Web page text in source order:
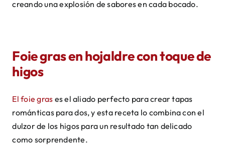
creando una explosión de sabores en cada bocado.
Foie gras en hojaldre con toque de
higos
El foie gras es el aliado perfecto para crear tapas
románticas para dos, y esta receta lo combina con el
dulzor de los higos para un resultado tan delicado
como sorprendente.